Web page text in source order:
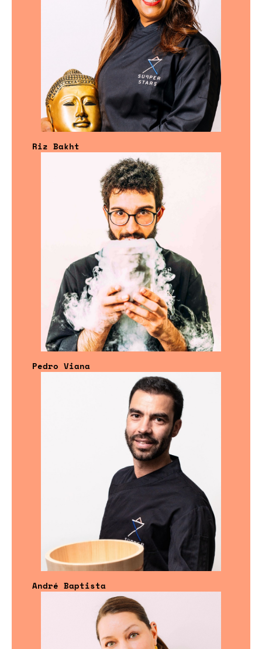
Riz Bakht
Pedro Viana
André Baptista